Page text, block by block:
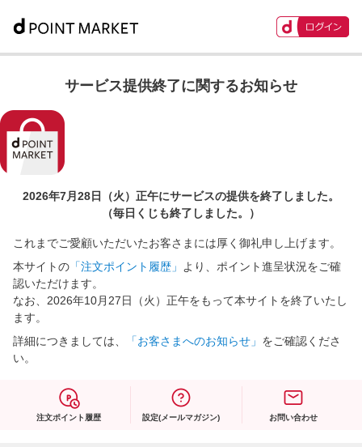
サービス提供終了に関するお知らせ
2026年7月28日（火）正午にサービスの提供を終了しました。
（毎日くじも終了しました。）
これまでご愛顧いただいたお客さまには厚く御礼申し上げます。
本サイトの 「注文ポイント履歴」
より、ポイント進呈状況をご確
認いただけます。
なお、2026年10月27日（火）正午をもって本サイトを終了いたし
ます。
詳細につきましては、
「お客さまへのお知らせ」 をご確認くださ
い。
注文ポイント履歴 設定(メールマガジン) お問い合わせ